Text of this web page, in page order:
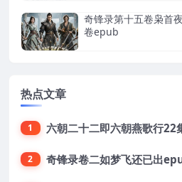
奇锋录第十五卷枭首
卷epub
热点文章
1 六朝二十二即六朝燕歌行22
2 奇锋录卷二如梦飞还已出